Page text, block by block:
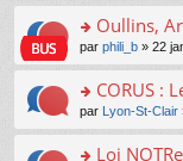
e
nt
s
ré
c
e
nt
le
pl
u
s
ré
c
e
nt
e
n
n
le
pl
u
s
a
g
e
n
n
le
le
m
e
s
a
g
e
n
s
ult
er
le
m
e
s
o
n
s
ult
er
le
m
Oullins,
par phili_b » 22
o
n
s
CORUS :
par Lyon-St-Clair
Loi